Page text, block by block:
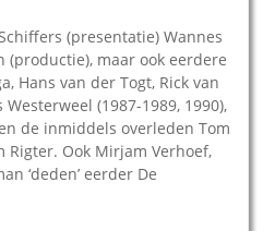
(presentatie) Wannes
(productie), maar ook eerdere
Hans van der Togt, Rick van
(1987-1989, 1990),
de inmiddels overleden Tom
Rigter. Ook Mirjam Verhoef,
‘deden’ eerder De